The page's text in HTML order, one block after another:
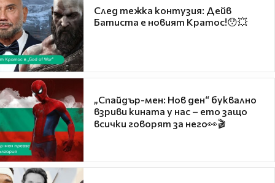
След тежка контузия: Дейв
Батиста е новият Кратос!😯💥
„Спайдър-мен: Нов ден“ буквално
взриви кината у нас – ето защо
всички говорят за него👀🎬